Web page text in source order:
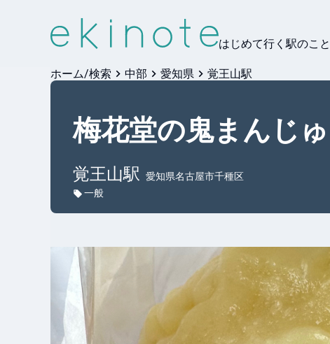
はじめて行く駅のこ
ホーム/検索 中部 愛知県 覚王山駅
梅花堂の鬼まんじゅ
覚王山駅
愛知県名古屋市千種区
一般